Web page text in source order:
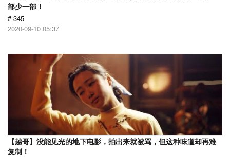
部少一部！
# 345
2020-09-10 05:37
【越哥】没能见光的地下电影，拍出来就被骂，但这种味道却再难
复制！